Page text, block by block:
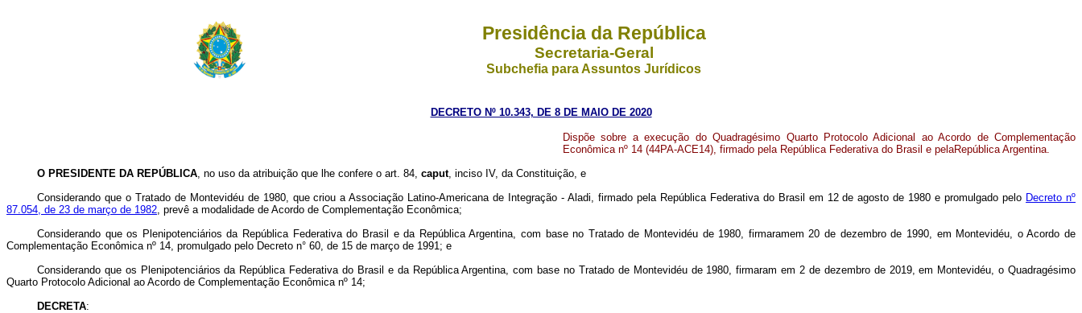
Presidência da República
Secretaria-Geral
Subchefia para Assuntos Jurídicos
DECRETO Nº 10.343, DE 8 DE MAIO DE 2020
Dispõe sobre a execução do Quadragésimo Quarto Protocolo Adicional ao Acordo de Complementação
Econômica nº 14 (44PA-ACE14), firmado pela República Federativa do Brasil e pelaRepública Argentina.
O PRESIDENTE DA REPÚBLICA, no uso da atribuição que lhe confere o art. 84, caput, inciso IV, da Constituição, e
Considerando que o Tratado de Montevidéu de 1980, que criou a Associação Latino-Americana de Integração - Aladi, firmado pela República Federativa do Brasil em 12 de agosto de 1980 e promulgado pelo Decreto nº
87.054, de 23 de março de 1982, prevê a modalidade de Acordo de Complementação Econômica;
Considerando que os Plenipotenciários da República Federativa do Brasil e da República Argentina, com base no Tratado de Montevidéu de 1980, firmaramem 20 de dezembro de 1990, em Montevidéu, o Acordo de
Complementação Econômica nº 14, promulgado pelo Decreto n° 60, de 15 de março de 1991; e
Considerando que os Plenipotenciários da República Federativa do Brasil e da República Argentina, com base no Tratado de Montevidéu de 1980, firmaram em 2 de dezembro de 2019, em Montevidéu, o Quadragésimo
Quarto Protocolo Adicional ao Acordo de Complementação Econômica nº 14;
DECRETA: